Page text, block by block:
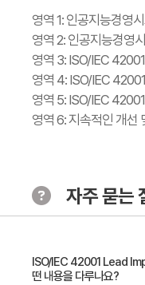
영역 1: 인공지능경영
영역 2: 인공지능경영
영역 3: ISO/IEC
영역 4: ISO/IEC
영역 5: ISO/IEC
영역 6: 지속적인 개선
자주 묻는
ISO/IEC 42001 Lead
떤 내용을 다루나요?